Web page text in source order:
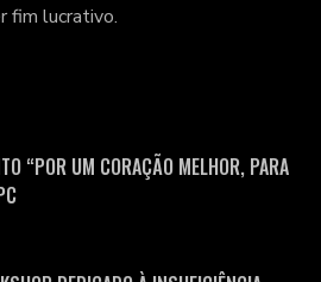
fim lucrativo.
“POR UM CORAÇÃO MELHOR, PARA